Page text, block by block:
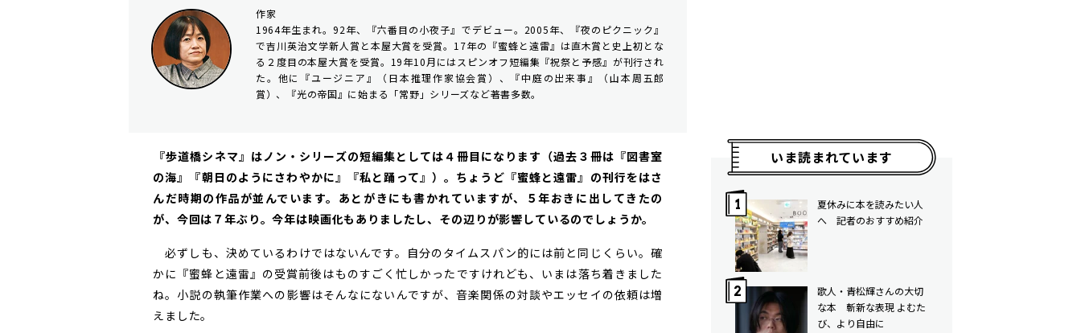
作家
1964年生まれ。92年、『六番目の小夜子』でデビュー。2005年、『夜のピクニック』
で吉川英治文学新人賞と本屋大賞を受賞。17年の『蜜蜂と遠雷』は直木賞と史上初とな
る２度目の本屋大賞を受賞。19年10月にはスピンオフ短編集『祝祭と予感』が刊行され
た。他に『ユージニア』（日本推理作家協会賞）、『中庭の出来事』（山本周五郎
賞）、『光の帝国』に始まる「常野」シリーズなど著書多数。
――『歩道橋シネマ』はノン・シリーズの短編集としては４冊目になります（過去３冊は『図書室
の海』『朝日のようにさわやかに』『私と踊って』）。ちょうど『蜜蜂と遠雷』の刊行をはさ
んだ時期の作品が並んでいます。あとがきにも書かれていますが、５年おきに出してきたの
が、今回は７年ぶり。今年は映画化もありましたし、その辺りが影響しているのでしょうか。
必ずしも、決めているわけではないんです。自分のタイムスパン的には前と同じくらい。確
かに『蜜蜂と遠雷』の受賞前後はものすごく忙しかったですけれども、いまは落ち着きました
ね。小説の執筆作業への影響はそんなにないんですが、音楽関係の対談やエッセイの依頼は増
えました。
いま読まれています
夏休みに本を読みたい人
へ 記者のおすすめ紹介
歌人・青松輝さんの大切
な本 斬新な表現 よむた
び、より自由に